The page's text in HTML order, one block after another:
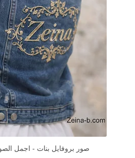
صور بروفايل بنات - اجمل الصور